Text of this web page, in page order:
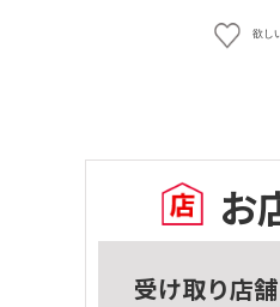
欲し
お
受け取り店舗